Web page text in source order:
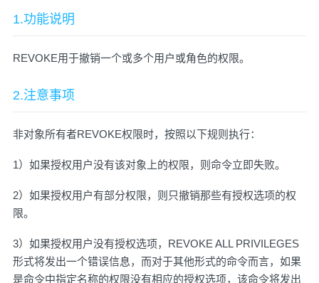
1.功能说明
REVOKE用于撤销一个或多个用户或角色的权限。
2.注意事项
非对象所有者REVOKE权限时，按照以下规则执行：
1）如果授权用户没有该对象上的权限，则命令立即失败。
2）如果授权用户有部分权限，则只撤销那些有授权选项的权
限。
3）如果授权用户没有授权选项，REVOKE ALL PRIVILEGES
形式将发出一个错误信息，而对于其他形式的命令而言，如果
是命令中指定名称的权限没有相应的授权选项，该命令将发出